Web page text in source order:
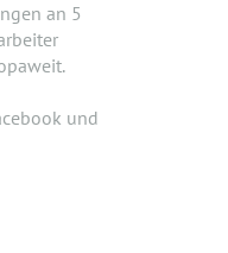
an 5
und